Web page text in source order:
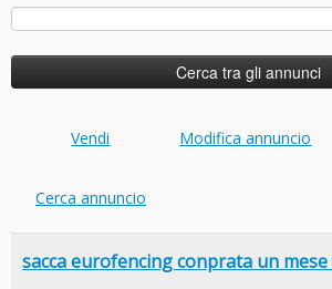
Ricerca
Vendi Modifica annuncio
Cerca annuncio
sacca eurofencing conprata un